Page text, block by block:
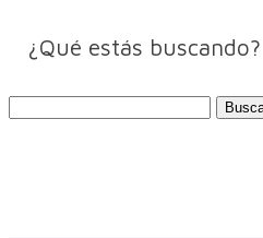
¿Qué estás buscando?